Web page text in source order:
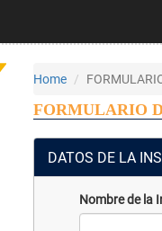
Home
FORMULARIO
DATOS DE LA
Nombre de la